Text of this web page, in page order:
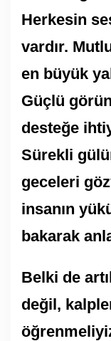
Herkesin
vardır.
en büyük
Güçlü
desteğe
Sürekli
geceleri
insanın
bakarak
Belki de
değil,